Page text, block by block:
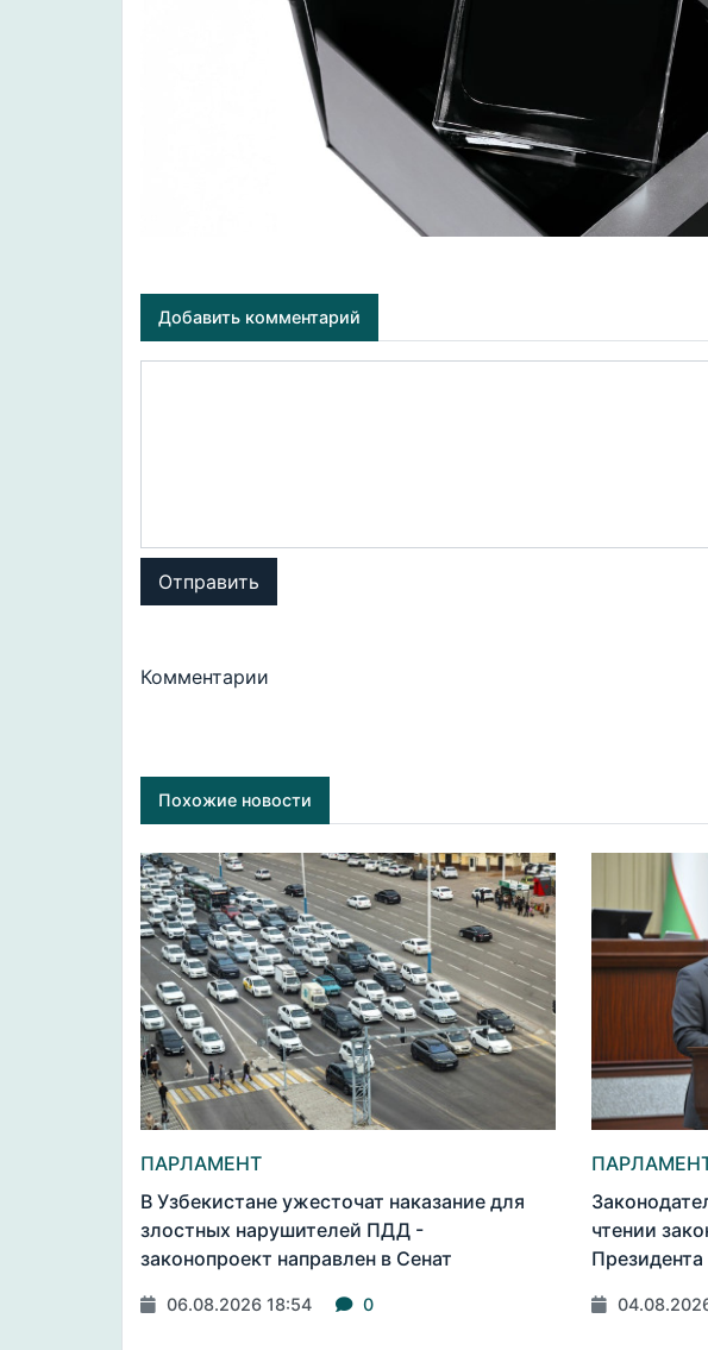
Добавить комментарий
Отправить
Комментарии
Похожие новости
ПАРЛАМЕНТ
В Узбекистане ужесточат наказание для
злостных нарушителей ПДД -
законопроект направлен в Сенат
06.08.2026 18:54 0
чтении
Президента